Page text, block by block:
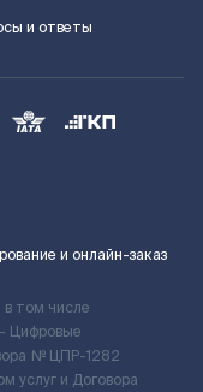
и ответы
и онлайн-заказ
том числе
Цифровые
№ ЦПР-1282
услуг и Договора